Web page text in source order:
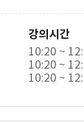
강의시간
10:20 ~
10:20 ~
10:20 ~